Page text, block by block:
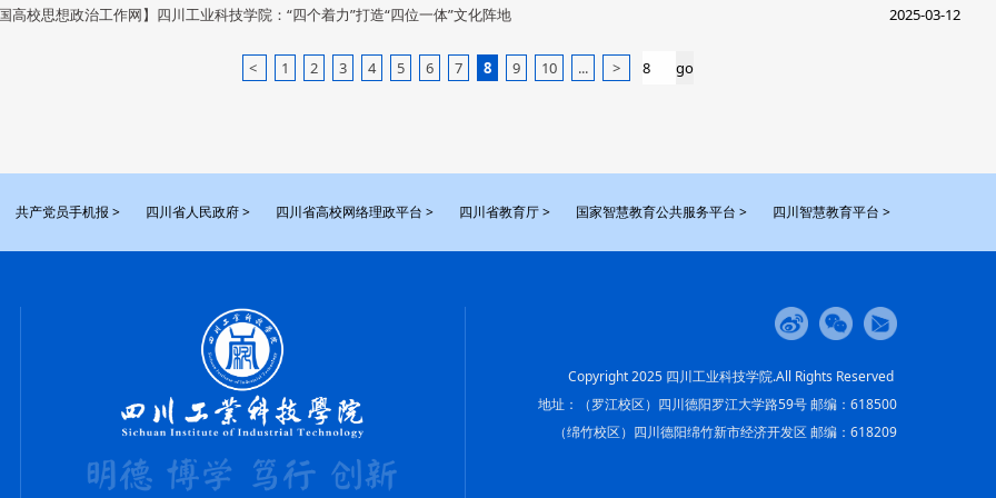
高校思想政治工作网】四川工业科技学院：“四个着力”打造“四位一体”文化阵地 2025-03-12
< 1 2 3 4 5 6 7 8 9 10 ... >
共产党员手机报 > 四川省人民政府 > 四川省高校网络理政平台 > 四川省教育厅 > 国家智慧教育公共服务平台 > 四川智慧教育平台 >
Copyright 2025 四川工业科技学院.All Rights Reserved
地址：（罗江校区）四川德阳罗江大学路59号 邮编：618500
（绵竹校区）四川德阳绵竹新市经济开发区 邮编：618209